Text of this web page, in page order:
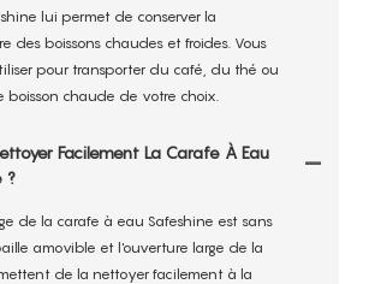
lui permet de conserver la
des boissons chaudes et froides. Vous
pour transporter du café, du thé ou
boisson chaude de votre choix.
Facilement La Carafe À Eau
?
de la carafe à eau Safeshine est sans
amovible et l'ouverture large de la
de la nettoyer facilement à la